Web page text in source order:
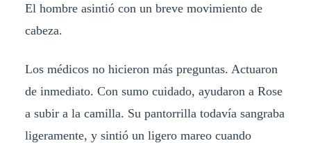
El hombre asintió con un breve movimiento de
cabeza.
Los médicos no hicieron más preguntas. Actuaron
de inmediato. Con sumo cuidado, ayudaron a Rose
a subir a la camilla. Su pantorrilla todavía sangraba
ligeramente, y sintió un ligero mareo cuando